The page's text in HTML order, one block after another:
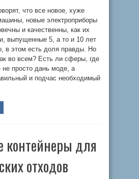
что все новое, хуже
новые электроприборы
и качественны, как их
выпущенные 5, а то и 10 лет
в этом есть доля правды. Но
во всем? Есть ли сферы, где
не просто дань моде, а
и подчас необходимый
контейнеры для
отходов